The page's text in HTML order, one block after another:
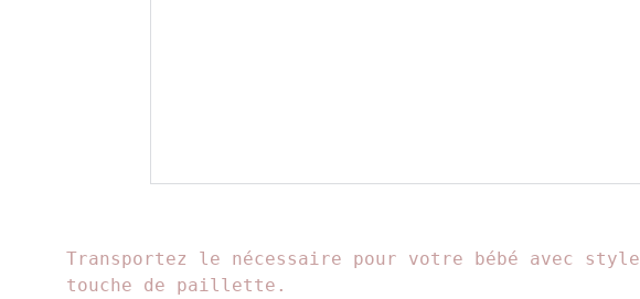
Transportez le nécessaire pour votre bébé avec
touche de paillette.